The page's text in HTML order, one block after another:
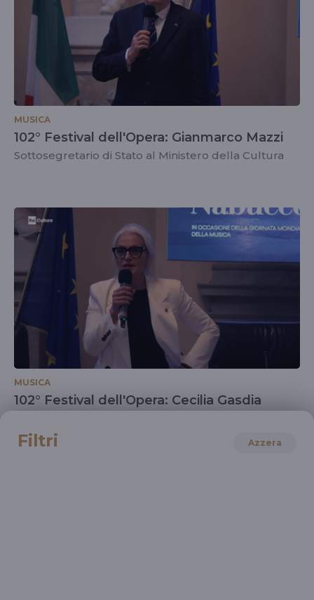
MUSICA
102° Festival dell'Opera: Gianmarco Mazzi
Sottosegretario di Stato al Ministero della Cultura
MUSICA
102° Festival dell'Opera: Cecilia Gasdia
Filtri Azzera